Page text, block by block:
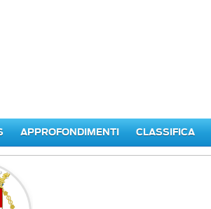
APPROFONDIMENTI CLASSIFICA